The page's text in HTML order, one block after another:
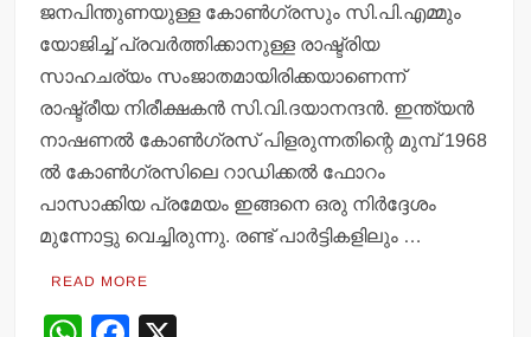
ജനപിന്തുണയുള്ള കോണ്‍ഗ്രസും സി.പി.എമ്മും
യോജിച്ച് പ്രവര്‍ത്തിക്കാനുള്ള രാഷ്ട്രിയ
സാഹചര്യം സംജാതമായിരിക്കയാണെന്ന്
രാഷ്ട്രീയ നിരീക്ഷകന്‍ സി.വി.ദയാനന്ദന്‍. ഇന്ത്യന്‍
നാഷണല്‍ കോണ്‍ഗ്രസ് പിളരുന്നതിന്റെ മുമ്പ് 1968
ല്‍ കോണ്‍ഗ്രസിലെ റാഡിക്കല്‍ ഫോറം
പാസാക്കിയ പ്രമേയം ഇങ്ങനെ ഒരു നിര്‍ദ്ദേശം
മുന്നോട്ടു വെച്ചിരുന്നു. രണ്ട് പാര്‍ട്ടികളിലും …
READ MORE